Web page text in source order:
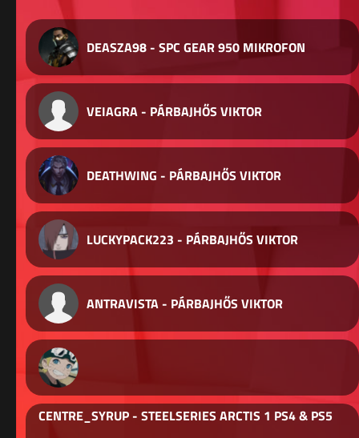
DEASZA98 - SPC GEAR 950 MIKROFON
VEIAGRA - PÁRBAJHŐS VIKTOR
DEATHWING - PÁRBAJHŐS VIKTOR
LUCKYPACK223 - PÁRBAJHŐS VIKTOR
ANTRAVISTA - PÁRBAJHŐS VIKTOR
CENTRE_SYRUP - STEELSERIES ARCTIS 1 PS4 & PS5